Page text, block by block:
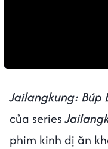
Jailangkung: Búp
của series
phim kinh dị ăn